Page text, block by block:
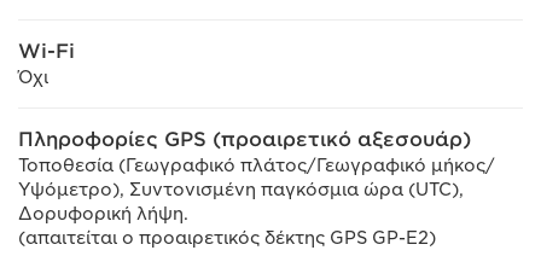
Wi-Fi
Όχι
Πληροφορίες GPS (προαιρετικό αξεσουάρ)
Τοποθεσία (Γεωγραφικό πλάτος/Γεωγραφικό μήκος/
Υψόμετρο), Συντονισμένη παγκόσμια ώρα (UTC),
Δορυφορική λήψη.
(απαιτείται ο προαιρετικός δέκτης GPS GP-E2)